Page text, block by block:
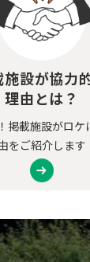
施設が協力
理由とは？
掲載施設がロケ
をご紹介します